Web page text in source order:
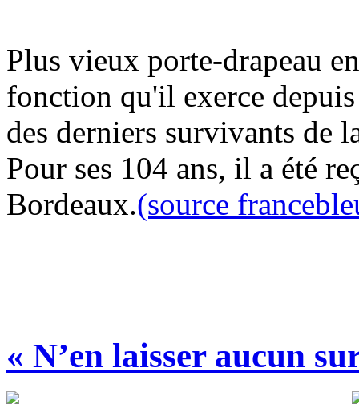
Plus vieux porte-drapeau
fonction qu'il exerce
des derniers survivants de
Pour ses 104 ans, il a été
Bordeaux.(source
« N’en laisser aucun